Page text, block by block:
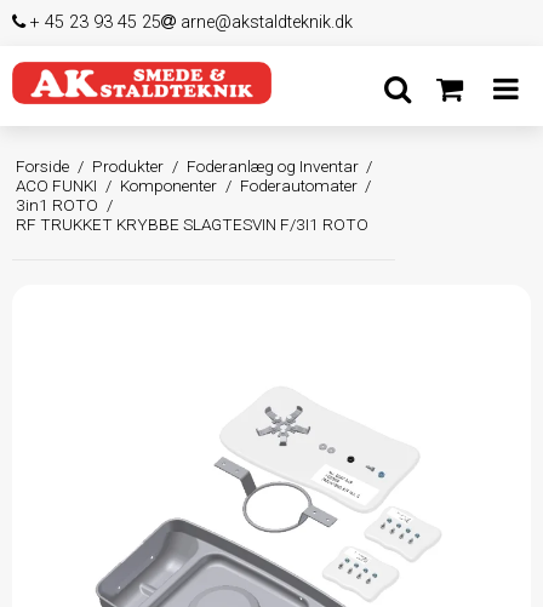
+ 45 23 93 45 25 arne@akstaldteknik.dk
Forside / Produkter / Foderanlæg og Inventar /
ACO FUNKI / Komponenter / Foderautomater /
3in1 ROTO /
RF TRUKKET KRYBBE SLAGTESVIN F/3I1 ROTO